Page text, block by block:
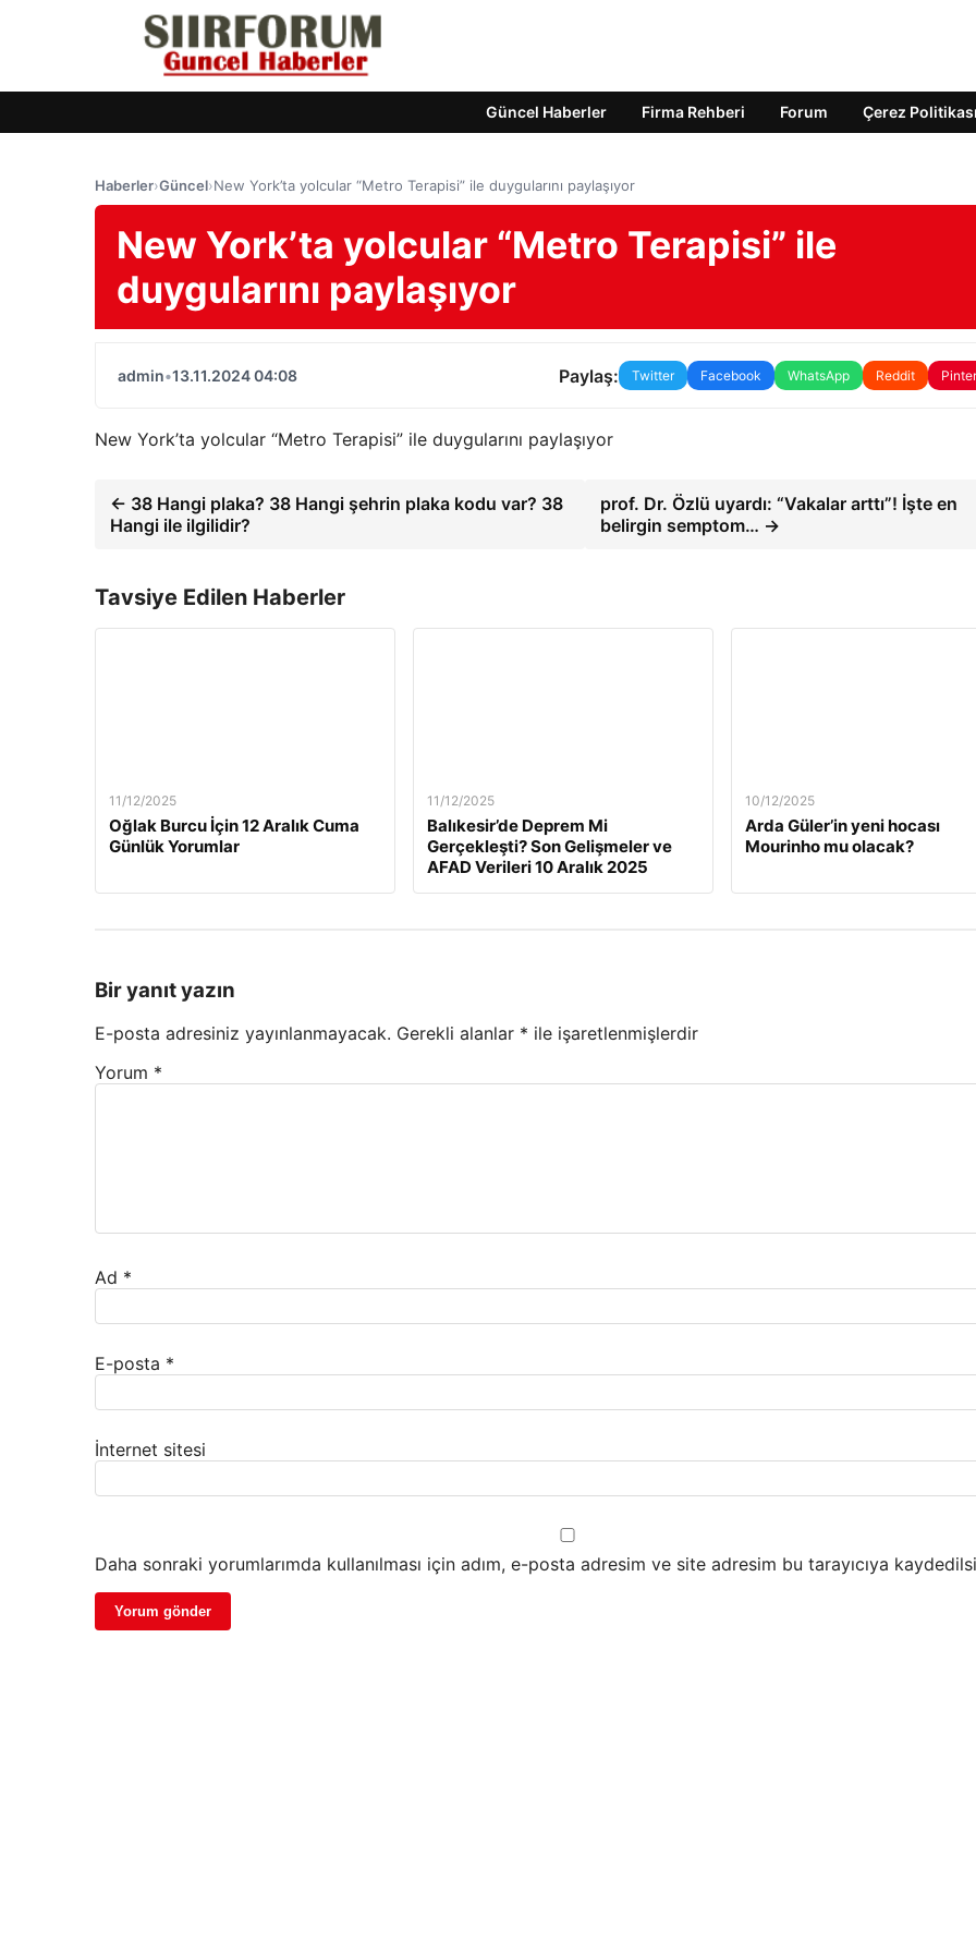
Güncel Haberler Firma Rehberi Forum Çerez Politikası
Haberler›Güncel›New York’ta yolcular “Metro Terapisi” ile duygularını paylaşıyor
New York’ta yolcular “Metro Terapisi” ile
duygularını paylaşıyor
admin•13.11.2024 04:08 Paylaş: Twitter Facebook WhatsApp Reddit
New York’ta yolcular “Metro Terapisi” ile duygularını paylaşıyor
← 38 Hangi plaka? 38 Hangi şehrin plaka kodu var? 38
Hangi ile ilgilidir?
prof. Dr. Özlü uyardı: “Vakalar arttı”! İşte en
belirgin semptom… →
Tavsiye Edilen Haberler
11/12/2025
Oğlak Burcu İçin 12 Aralık Cuma
Günlük Yorumlar
11/12/2025
Balıkesir’de Deprem Mi
Gerçekleşti? Son Gelişmeler ve
AFAD Verileri 10 Aralık 2025
10/12/2025
Arda Güler’in yeni hocası
Mourinho mu olacak?
Bir yanıt yazın
E-posta adresiniz yayınlanmayacak. Gerekli alanlar * ile işaretlenmişlerdir
Yorum *
Ad *
E-posta *
İnternet sitesi
Daha sonraki yorumlarımda kullanılması için adım, e-posta adresim ve site adresim bu tarayıcıya